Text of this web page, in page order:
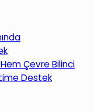
Çevre Bilinci
Destek